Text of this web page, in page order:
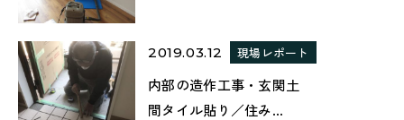
2019.03.12 現場レポート
内部の造作工事・玄関土
間タイル貼り／住み...